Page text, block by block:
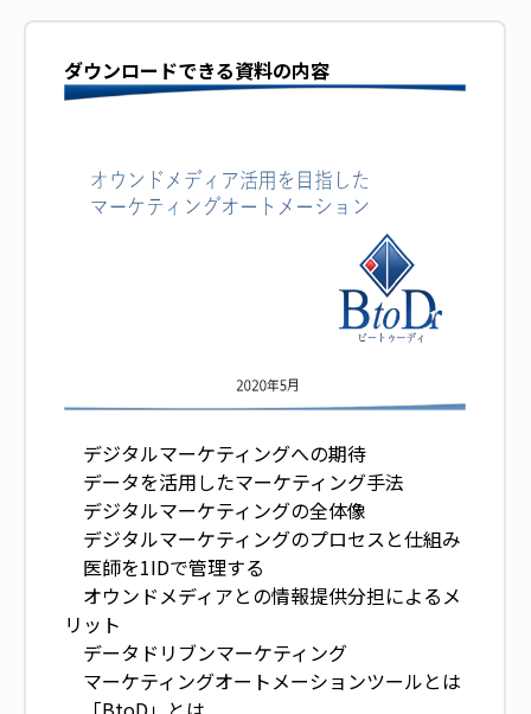
ダウンロードできる資料の内容
デジタルマーケティングへの期待
データを活用したマーケティング手法
デジタルマーケティングの全体像
デジタルマーケティングのプロセスと仕組み
医師を1IDで管理する
オウンドメディアとの情報提供分担によるメ
リット
データドリブンマーケティング
マーケティングオートメーションツールとは